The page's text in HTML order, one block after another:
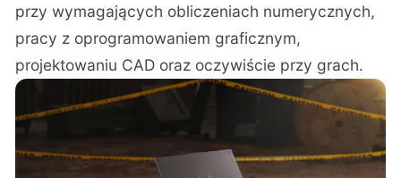
przy wymagających obliczeniach numerycznych,
pracy z oprogramowaniem graficznym,
projektowaniu CAD oraz oczywiście przy grach.